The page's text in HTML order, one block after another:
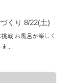
くり 8/22(土)
戦 お風呂が楽しく
...